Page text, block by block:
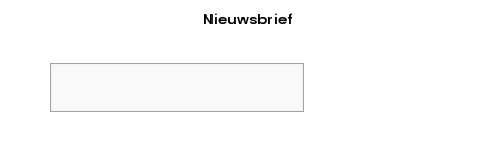
Nieuwsbrief